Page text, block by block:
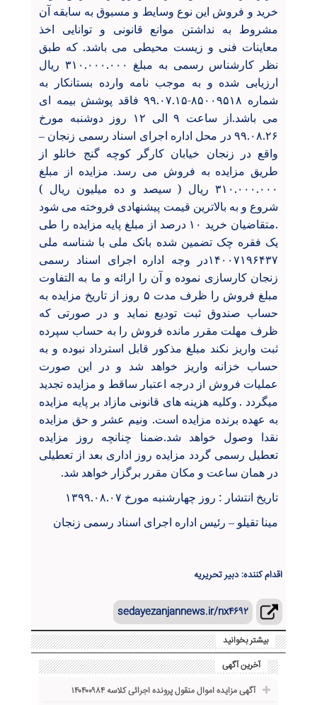
خرید و فروش این نوع وسایط و مسبوق به سابقه آن
مشروط به نداشتن موانع قانونی و توانایی اخذ
معاینات فنی و زیست محیطی می باشد. که طبق
نظر کارشناس رسمی به مبلغ ۳۱۰.۰۰۰.۰۰۰ ريال
ارزیابی شده و به موجب نامه وارده بستانکار به
شماره ۸۵۰۰۹۵۱۸-۹۹.۰۷.۱۵ فاقد پوشش بیمه ای
می باشد.از ساعت ۹ الی ۱۲ روز دوشنبه مورخ
۹۹.۰۸.۲۶ در محل اداره اجرای اسناد رسمی زنجان
–
واقع در زنجان خیابان کارگر کوچه گنج خانلو از
طریق مزایده به فروش می رسد. مزایده از مبلغ
۳۱۰.۰۰۰.۰۰۰ ريال ( سیصد و ده میلیون ريال )
شروع و به بالاترین قیمت پیشنهادی فروخته می شود
.متقاضیان خرید ۱۰ درصد از مبلغ پایه مزایده را طی
یک فقره چک تضمین شده بانک ملی با شناسه ملی
۱۴۰۰۷۱۹۶۴۳۷در وجه اداره اجرای اسناد رسمی
زنجان کارسازی نموده و آن را ارائه و ما به التفاوت
مبلغ فروش را ظرف مدت ۵ روز از تاریخ مزایده به
حساب صندوق ثبت تودیع نماید و در صورتی که
ظرف مهلت مقرر مانده فروش را به حساب سپرده
ثبت واریز نکند مبلغ مذکور قابل استرداد نبوده و به
حساب خزانه واریز خواهد شد و در این صورت
عملیات فروش از درجه اعتبار ساقط و مزایده تجدید
میگردد . وکلیه هزینه های قانونی مازاد بر پایه مزایده
به عهده برنده مزایده است. ونیم عشر و حق مزایده
نقدا وصول خواهد شد.ضمنا چنانچه روز مزایده
تعطیل رسمی گردد مزایده روز اداری بعد از تعطیلی
در همان ساعت و مکان مقرر برگزار خواهد شد.
تاریخ انتشار : روز چهارشنبه مورخ ۱۳۹۹.۰۸.۰۷
مینا تقیلو – رئیس اداره اجرای اسناد رسمی زنجان
اقدام کننده: دبیر تحریریه
sedayezanjannews.ir/nx۴۶۹۲
بیشتر بخوانید
آخرین آگهی
آگهی مزایده اموال منقول پرونده اجرائی کلاسه ۱۴۰۴۰۰۹۸۴